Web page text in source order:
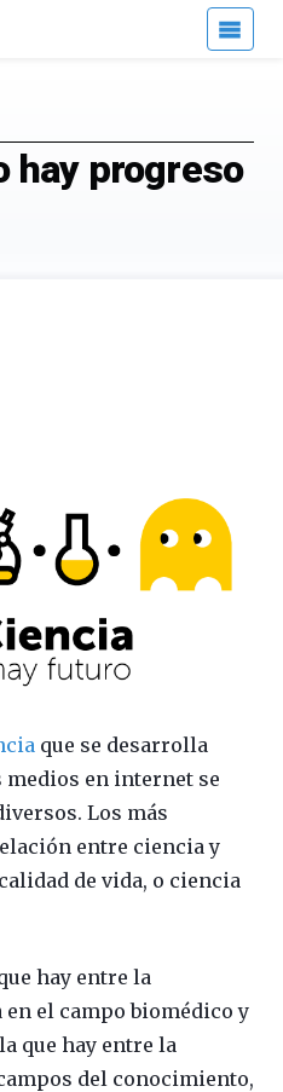
hay progreso
que se desarrolla
medios en internet se
Los más
entre ciencia y
de vida, o ciencia
hay entre la
el campo biomédico y
que hay entre la
del conocimiento,